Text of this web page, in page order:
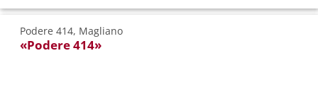
Podere 414, Magliano
«Podere 414»